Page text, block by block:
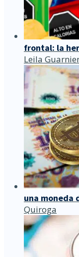
frontal: la
Leila
una moneda
Quiroga